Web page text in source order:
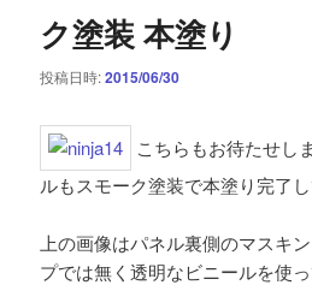
ク塗装 本塗り
投稿日時:2015/06/30
こちらもお待たせし
ルもスモーク塗装で本塗り完了し
上の画像はパネル裏側のマスキ
プでは無く透明なビニールを使っ